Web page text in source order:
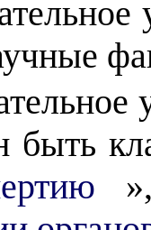
быть